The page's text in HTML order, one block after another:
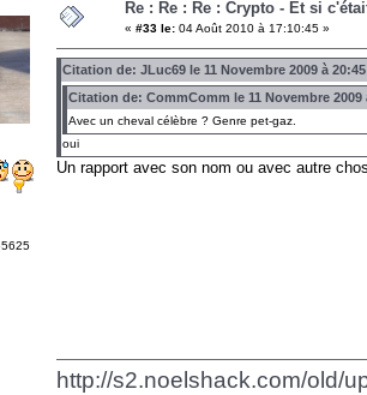
Re : Re : Re : Crypto - Et si
« #33 le: 04 Août 2010 à 17:10:45 »
Citation de: JLuc69 le 11 Novembre 2009 à
Citation de: CommComm le 11 Novembre 2009
Avec un cheval célèbre ? Genre pet-gaz.
oui
Un rapport avec son nom ou avec autre
http://s2.noelshack.com/old/